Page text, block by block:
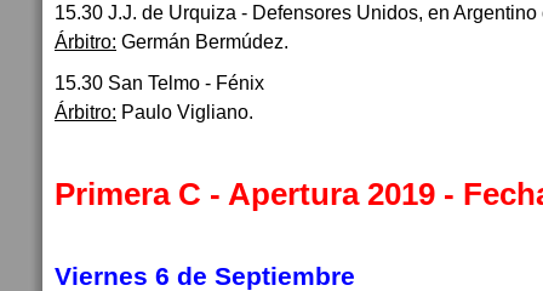
15.30 J.J. de Urquiza - Defensores Unidos, en Argentino
Árbitro: Germán Bermúdez.
15.30 San Telmo - Fénix
Árbitro: Paulo Vigliano.
Primera C - Apertura 2019 -
Viernes 6 de Septiembre